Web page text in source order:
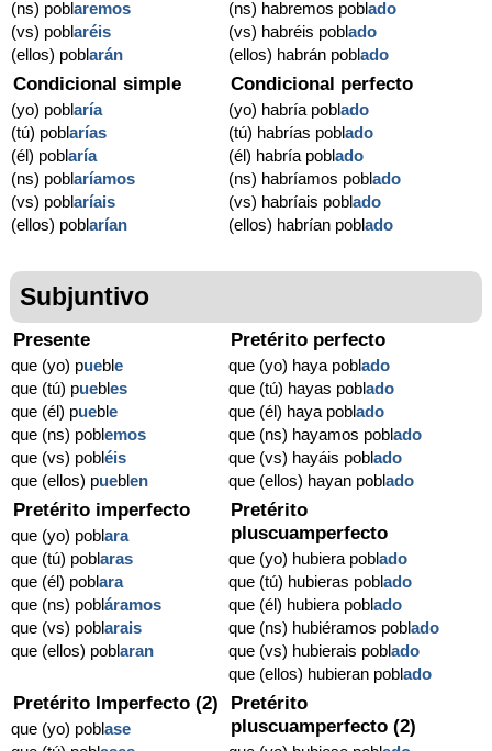
(ns) poblaremos
(vs) poblaréis
(ellos) poblarán
(ns) habremos poblado
(vs) habréis poblado
(ellos) habrán poblado
Condicional simple
(yo) poblaría
(tú) poblarías
(él) poblaría
(ns) poblaríamos
(vs) poblaríais
(ellos) poblarían
Condicional perfecto
(yo) habría poblado
(tú) habrías poblado
(él) habría poblado
(ns) habríamos poblado
(vs) habríais poblado
(ellos) habrían poblado
Subjuntivo
Presente
que (yo) pueble
que (tú) puebles
que (él) pueble
que (ns) poblemos
que (vs) pobléis
que (ellos) pueblen
Pretérito perfecto
que (yo) haya poblado
que (tú) hayas poblado
que (él) haya poblado
que (ns) hayamos poblado
que (vs) hayáis poblado
que (ellos) hayan poblado
Pretérito imperfecto
que (yo) poblara
que (tú) poblaras
que (él) poblara
que (ns) pobláramos
que (vs) poblarais
que (ellos) poblaran
Pretérito
pluscuamperfecto
que (yo) hubiera poblado
que (tú) hubieras poblado
que (él) hubiera poblado
que (ns) hubiéramos poblado
que (vs) hubierais poblado
que (ellos) hubieran poblado
Pretérito Imperfecto (2)
que (yo) poblase
Pretérito
pluscuamperfecto (2)